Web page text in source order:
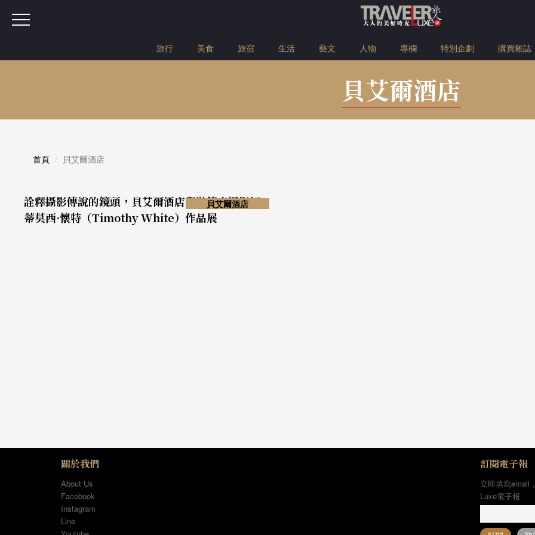
旅行 美食 旅宿 生活 藝文 人物 專欄 特別企劃 購買雜誌
貝艾爾酒店
首頁 貝艾爾酒店
詮釋攝影傳說的鏡頭，貝艾爾酒店舉辦傳奇攝影師
蒂莫西·懷特（Timothy White）作品展
貝艾爾酒店
關於我們
About Us
Facebook
Instagram
Line
訂閱電子報
立即填寫email
Luxe電子報